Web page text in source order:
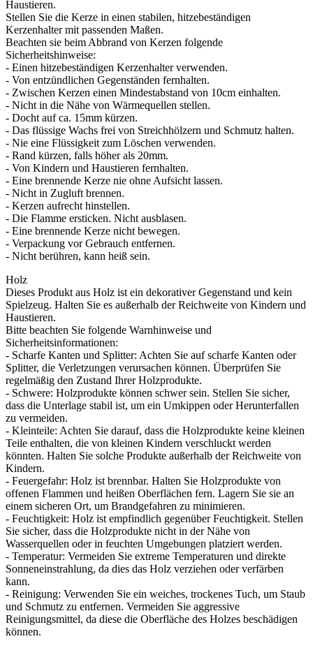
Haustieren.
Stellen Sie die Kerze in einen stabilen, hitzebeständigen
Kerzenhalter mit passenden Maßen.
Beachten sie beim Abbrand von Kerzen folgende
Sicherheitshinweise:
- Einen hitzebeständigen Kerzenhalter verwenden.
- Von entzündlichen Gegenständen fernhalten.
- Zwischen Kerzen einen Mindestabstand von 10cm einhalten.
- Nicht in die Nähe von Wärmequellen stellen.
- Docht auf ca. 15mm kürzen.
- Das flüssige Wachs frei von Streichhölzern und Schmutz halten.
- Nie eine Flüssigkeit zum Löschen verwenden.
- Rand kürzen, falls höher als 20mm.
- Von Kindern und Haustieren fernhalten.
- Eine brennende Kerze nie ohne Aufsicht lassen.
- Nicht in Zugluft brennen.
- Kerzen aufrecht hinstellen.
- Die Flamme ersticken. Nicht ausblasen.
- Eine brennende Kerze nicht bewegen.
- Verpackung vor Gebrauch entfernen.
- Nicht berühren, kann heiß sein.
Holz
Dieses Produkt aus Holz ist ein dekorativer Gegenstand und kein
Spielzeug. Halten Sie es außerhalb der Reichweite von Kindern und
Haustieren.
Bitte beachten Sie folgende Warnhinweise und
Sicherheitsinformationen:
- Scharfe Kanten und Splitter: Achten Sie auf scharfe Kanten oder
Splitter, die Verletzungen verursachen können. Überprüfen Sie
regelmäßig den Zustand Ihrer Holzprodukte.
- Schwere: Holzprodukte können schwer sein. Stellen Sie sicher,
dass die Unterlage stabil ist, um ein Umkippen oder Herunterfallen
zu vermeiden.
- Kleinteile: Achten Sie darauf, dass die Holzprodukte keine kleinen
Teile enthalten, die von kleinen Kindern verschluckt werden
könnten. Halten Sie solche Produkte außerhalb der Reichweite von
Kindern.
- Feuergefahr: Holz ist brennbar. Halten Sie Holzprodukte von
offenen Flammen und heißen Oberflächen fern. Lagern Sie sie an
einem sicheren Ort, um Brandgefahren zu minimieren.
- Feuchtigkeit: Holz ist empfindlich gegenüber Feuchtigkeit. Stellen
Sie sicher, dass die Holzprodukte nicht in der Nähe von
Wasserquellen oder in feuchten Umgebungen platziert werden.
- Temperatur: Vermeiden Sie extreme Temperaturen und direkte
Sonneneinstrahlung, da dies das Holz verziehen oder verfärben
kann.
- Reinigung: Verwenden Sie ein weiches, trockenes Tuch, um Staub
und Schmutz zu entfernen. Vermeiden Sie aggressive
Reinigungsmittel, da diese die Oberfläche des Holzes beschädigen
können.